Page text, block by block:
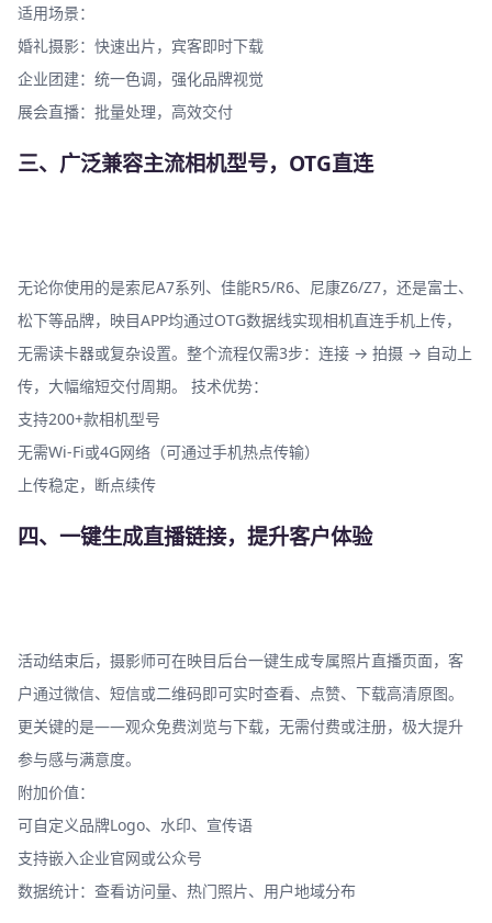
适用场景：
婚礼摄影：快速出片，宾客即时下载
企业团建：统一色调，强化品牌视觉
展会直播：批量处理，高效交付
三、广泛兼容主流相机型号，OTG直连
无论你使用的是索尼A7系列、佳能R5/R6、尼康Z6/Z7，还是富士、
松下等品牌，映目APP均通过OTG数据线实现相机直连手机上传，
无需读卡器或复杂设置。整个流程仅需3步：连接 → 拍摄 → 自动上
传，大幅缩短交付周期。 技术优势：
支持200+款相机型号
无需Wi-Fi或4G网络（可通过手机热点传输）
上传稳定，断点续传
四、一键生成直播链接，提升客户体验
活动结束后，摄影师可在映目后台一键生成专属照片直播页面，客
户通过微信、短信或二维码即可实时查看、点赞、下载高清原图。
更关键的是——观众免费浏览与下载，无需付费或注册，极大提升
参与感与满意度。
附加价值：
可自定义品牌Logo、水印、宣传语
支持嵌入企业官网或公众号
数据统计：查看访问量、热门照片、用户地域分布